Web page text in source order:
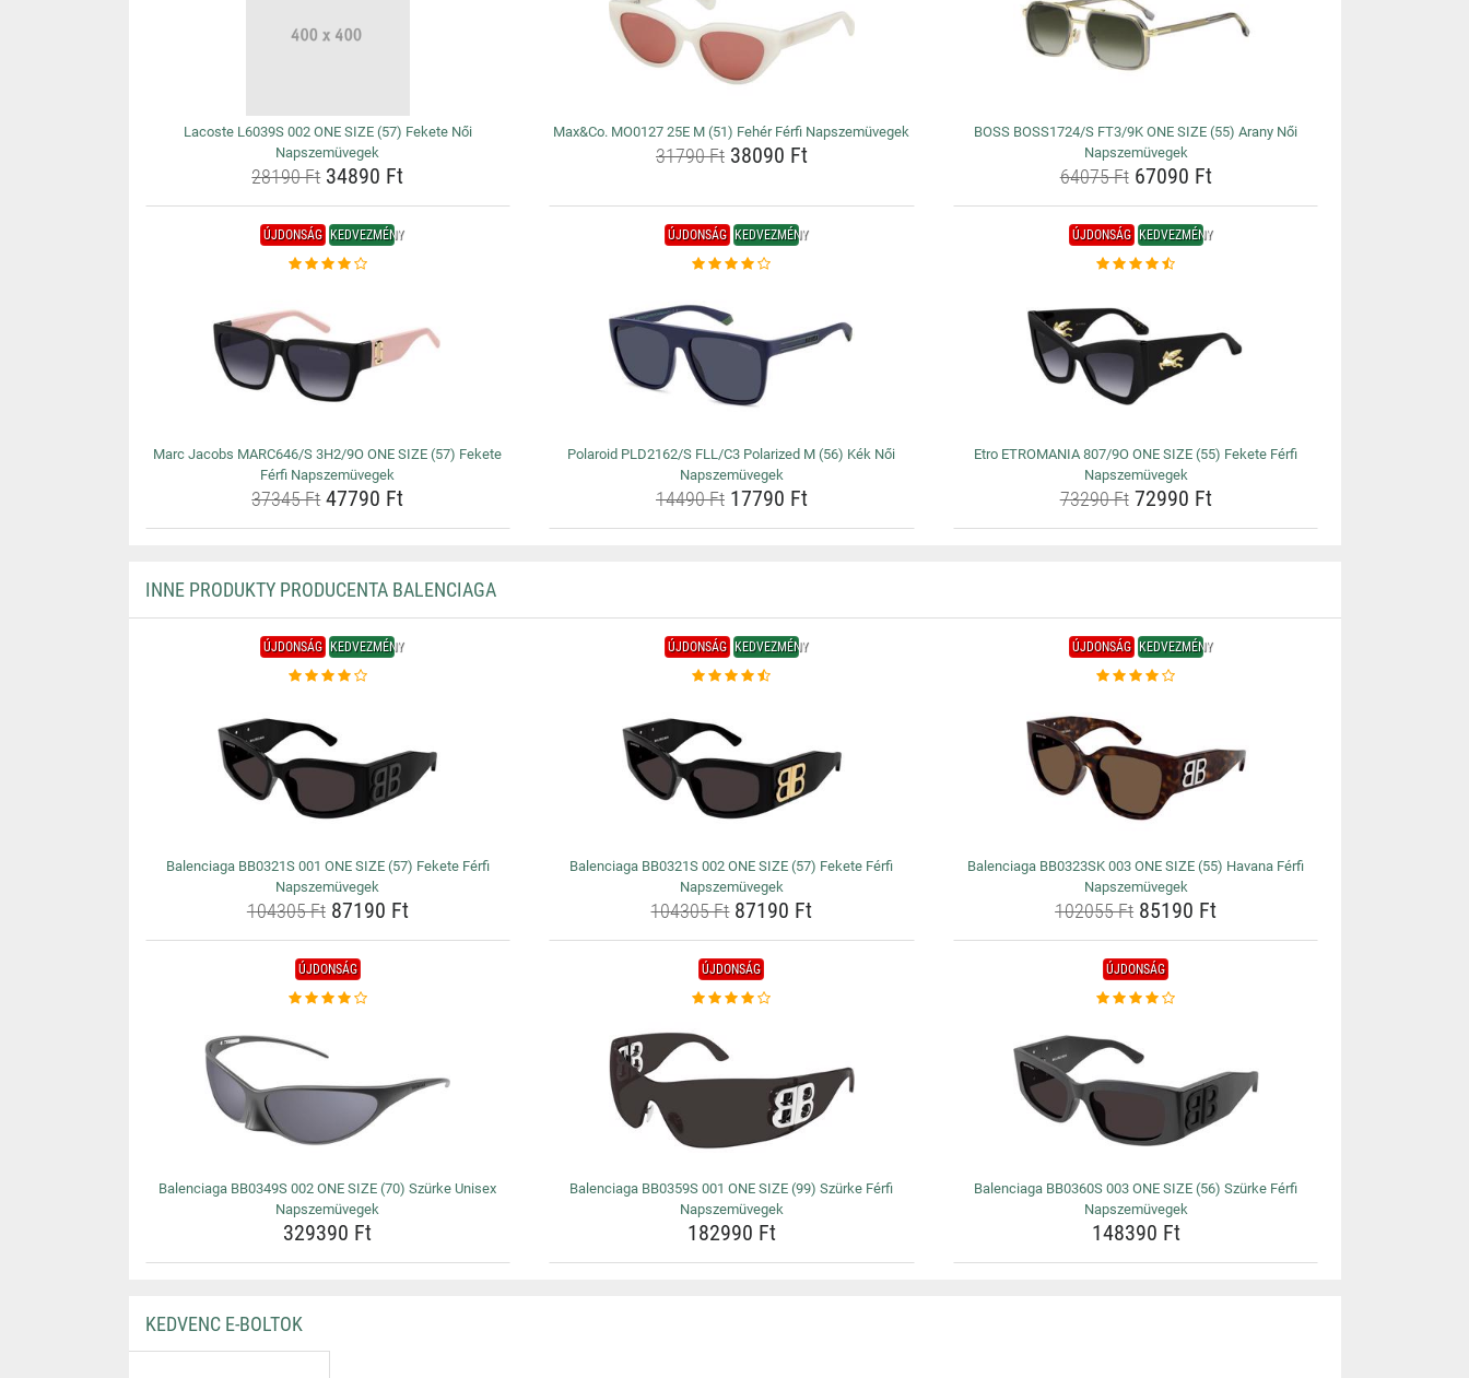
Lacoste L6039S 002 ONE SIZE (57) Fekete Női
Napszemüvegek
28190 Ft34890 Ft
Max&Co. MO0127 25E M (51) Fehér Férfi Napszemüvegek
31790 Ft38090 Ft
BOSS BOSS1724/S FT3/9K ONE SIZE (55) Arany Női
Napszemüvegek
64075 Ft67090 Ft
ÚJDONSÁG KEDVEZMÉNY
Marc Jacobs MARC646/S 3H2/9O ONE SIZE (57) Fekete
Férfi Napszemüvegek
37345 Ft47790 Ft
ÚJDONSÁG KEDVEZMÉNY
Polaroid PLD2162/S FLL/C3 Polarized M (56) Kék Női
Napszemüvegek
14490 Ft17790 Ft
ÚJDONSÁG KEDVEZMÉNY
Etro ETROMANIA 807/9O ONE SIZE (55) Fekete Férfi
Napszemüvegek
73290 Ft72990 Ft
INNE PRODUKTY PRODUCENTA BALENCIAGA
ÚJDONSÁG KEDVEZMÉNY
Balenciaga BB0321S 001 ONE SIZE (57) Fekete Férfi
Napszemüvegek
104305 Ft87190 Ft
ÚJDONSÁG KEDVEZMÉNY
Balenciaga BB0321S 002 ONE SIZE (57) Fekete Férfi
Napszemüvegek
104305 Ft87190 Ft
ÚJDONSÁG KEDVEZMÉNY
Balenciaga BB0323SK 003 ONE SIZE (55) Havana Férfi
Napszemüvegek
102055 Ft 85190 Ft
ÚJDONSÁG
Balenciaga BB0349S 002 ONE SIZE (70) Szürke Unisex
Napszemüvegek
329390 Ft
ÚJDONSÁG
Balenciaga BB0359S 001 ONE SIZE (99) Szürke Férfi
Napszemüvegek
182990 Ft
ÚJDONSÁG
Balenciaga BB0360S 003 ONE SIZE (56) Szürke Férfi
Napszemüvegek
148390 Ft
KEDVENC E-BOLTOK